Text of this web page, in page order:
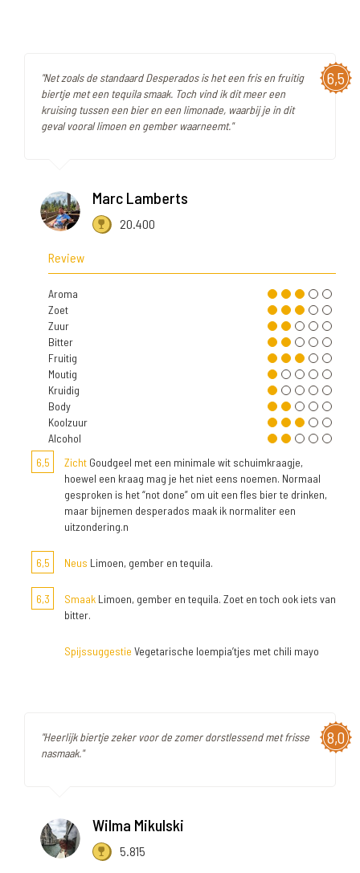
6,5
"Net zoals de standaard Desperados is het een fris en fruitig
biertje met een tequila smaak. Toch vind ik dit meer een
kruising tussen een bier en een limonade, waarbij je in dit
geval vooral limoen en gember waarneemt."
Marc Lamberts
20.400
Review
Aroma
Zoet
Zuur
Bitter
Fruitig
Moutig
Kruidig
Body
Koolzuur
Alcohol
6,5
Zicht Goudgeel met een minimale wit schuimkraagje,
hoewel een kraag mag je het niet eens noemen. Normaal
gesproken is het “not done” om uit een fles bier te drinken,
maar bijnemen desperados maak ik normaliter een
uitzondering.n
6,5 Neus Limoen, gember en tequila.
6,3 Smaak Limoen, gember en tequila. Zoet en toch ook iets van
bitter.
Spijssuggestie Vegetarische loempia’tjes met chili mayo
8,0
"Heerlijk biertje zeker voor de zomer dorstlessend met frisse
nasmaak."
Wilma Mikulski
5.815